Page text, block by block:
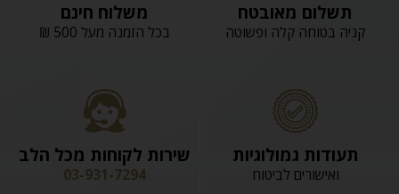
תשלום מאובטח
קניה בטוחה קלה ופשוטה
משלוח חינם
בכל הזמנה מעל 500 ₪
תעודות גמולוגיות
ואישורים לביטוח
שירות לקוחות מכל הלב
03-931-7294